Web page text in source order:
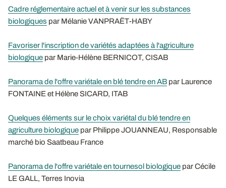
Cadre réglementaire actuel et à venir sur les substances
biologiques par Mélanie VANPRAËT-HABY
Favoriser l'inscription de variétés adaptées à l'agriculture
biologique par Marie-Hélène BERNICOT, CISAB
Panorama de l'offre variétale en blé tendre en AB par Laurence
FONTAINE et Hélène SICARD, ITAB
Quelques éléments sur le choix variétal du blé tendre en
agriculture biologique par Philippe JOUANNEAU, Responsable
marché bio Saatbeau France
Panorama de l'offre variétale en tournesol biologique par Cécile
LE GALL, Terres Inovia